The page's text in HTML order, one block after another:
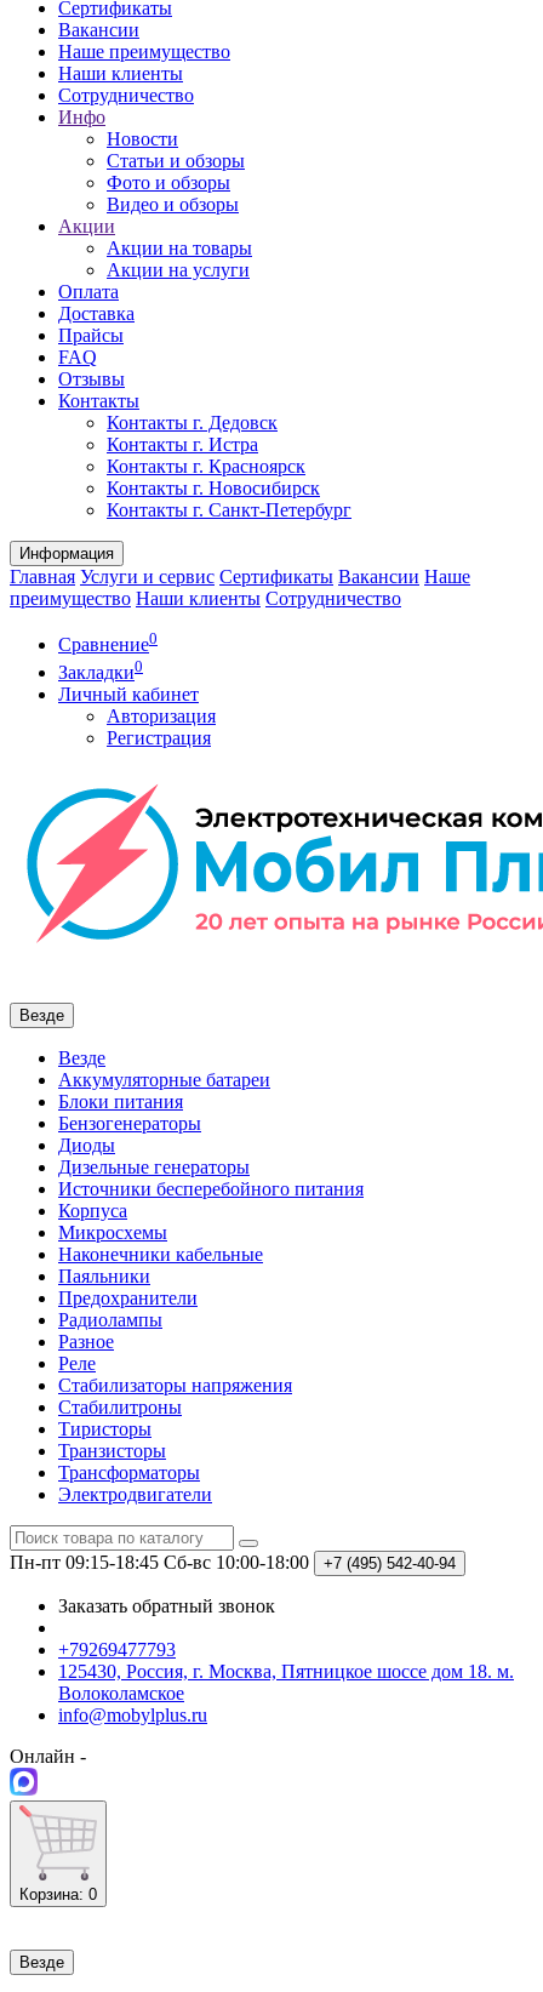
Сертификаты
Вакансии
Наше преимущество
Наши клиенты
Сотрудничество
Инфо
Новости
Статьи и обзоры
Фото и обзоры
Видео и обзоры
Акции
Акции на товары
Акции на услуги
Оплата
Доставка
Прайсы
FAQ
Отзывы
Контакты
Контакты г. Дедовск
Контакты г. Истра
Контакты г. Красноярск
Контакты г. Новосибирск
Контакты г. Санкт-Петербург
Информация
Главная Услуги и сервис Сертификаты Вакансии Наше
преимущество Наши клиенты Сотрудничество
Сравнение0
Закладки0
Личный кабинет
Авторизация
Регистрация
Везде
Везде
Аккумуляторные батареи
Блоки питания
Бензогенераторы
Диоды
Дизельные генераторы
Источники бесперебойного питания
Корпуса
Микросхемы
Наконечники кабельные
Паяльники
Предохранители
Радиолампы
Разное
Реле
Стабилизаторы напряжения
Стабилитроны
Тиристоры
Транзисторы
Трансформаторы
Электродвигатели
Пн-пт 09:15-18:45 Сб-вс 10:00-18:00 +7 (495) 542-40-94
Заказать обратный звонок
+79269477793
125430, Россия, г. Москва, Пятницкое шоссе дом 18. м.
Волоколамское
info@mobylplus.ru
Онлайн -
Корзина: 0
Везде